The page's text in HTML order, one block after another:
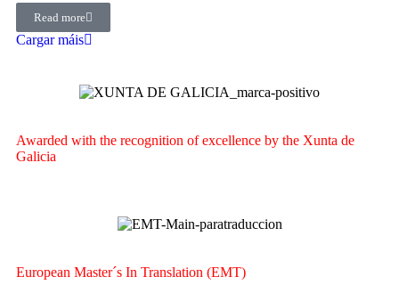
Read more
Cargar máis
Awarded with the recognition of excellence by the Xunta de
Galicia
European Master´s In Translation (EMT)